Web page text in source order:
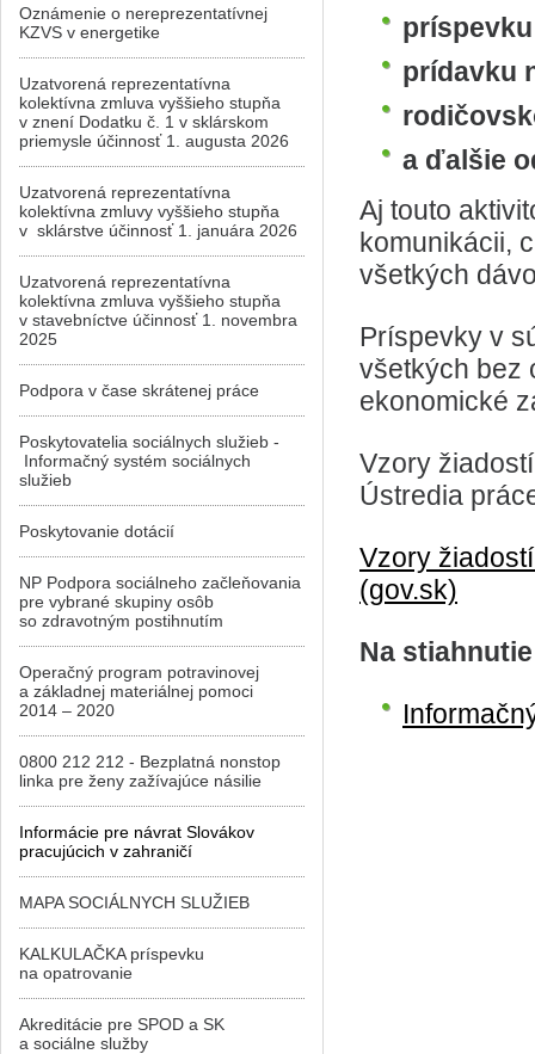
prídavku
a ďalšie
Aj touto
komunikácii,
všetkých
Príspevky v
všetkých bez
ekonomické
Vzory
Ústredia
Vzory
(gov.sk)
Na
Oznámenie o nereprezentatívnej
KZVS v energetike
Uzatvorená reprezentatívna
kolektívna zmluva vyššieho stupňa
v znení Dodatku č. 1 v sklárskom
priemysle účinnosť 1. augusta 2026
Uzatvorená reprezentatívna
kolektívna zmluvy vyššieho stupňa
v sklárstve účinnosť 1. januára 2026
Uzatvorená reprezentatívna
kolektívna zmluva vyššieho stupňa
v stavebníctve účinnosť 1. novembra
2025
Podpora v čase skrátenej práce
Poskytovatelia sociálnych služieb -
Informačný systém sociálnych
služieb
Poskytovanie dotácií
NP Podpora sociálneho začleňovania
pre vybrané skupiny osôb
so zdravotným postihnutím
Operačný program potravinovej
a základnej materiálnej pomoci
2014 – 2020
0800 212 212 - Bezplatná nonstop
linka pre ženy zažívajúce násilie
Informácie pre návrat Slovákov
pracujúcich v zahraničí
MAPA SOCIÁLNYCH SLUŽIEB
KALKULAČKA príspevku
na opatrovanie
Akreditácie pre SPOD a SK
a sociálne služby